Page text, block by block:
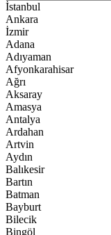
İstanbul
Ankara
İzmir
Adana
Adıyaman
Afyonkarahisar
Ağrı
Aksaray
Amasya
Antalya
Ardahan
Artvin
Aydın
Balıkesir
Bartın
Batman
Bayburt
Bilecik
Bingöl